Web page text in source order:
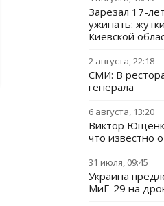
Зарезал 17-
ужинать:
Киевской
2 августа, 22:18
СМИ: В
генерала
6 августа, 13:20
Виктор
что известно
31 июля, 09:45
Украина
МиГ-29 на